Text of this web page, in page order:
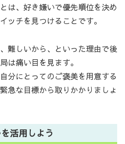
は、好き嫌いで優先順位を決め
ッチを見つけることです。
難しいから、といった理由で後
は痛い目を見ます。
分にとってのご褒美を用意する
急な目標から取りかかりましょ
活用しよう